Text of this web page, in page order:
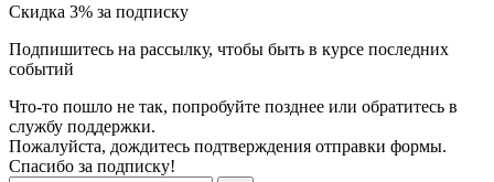
Скидка 3% за подписку
Подпишитесь на рассылку, чтобы быть в курсе последних
событий
Что-то пошло не так, попробуйте позднее или обратитесь в
службу поддержки.
Пожалуйста, дождитесь подтверждения отправки формы.
Спасибо за подписку!